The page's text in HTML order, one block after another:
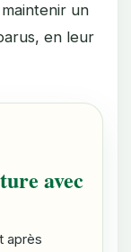
un
en leur
avec
après